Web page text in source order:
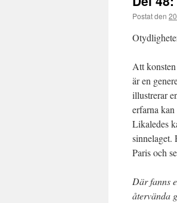
Postat den
Att
är en
illustrerar
erfarna
Likaledes
sinnelaget.
Paris och
Där fanns
återvända